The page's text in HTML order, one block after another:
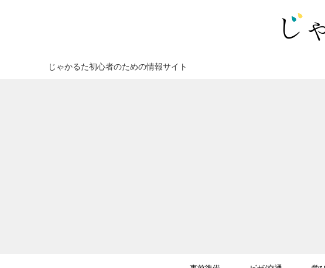
じゃかるた初心者のための情報サイト